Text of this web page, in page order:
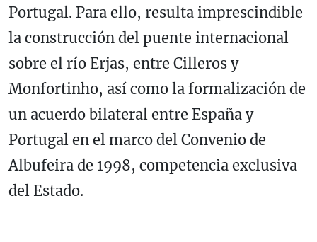
Portugal. Para ello, resulta imprescindible
la construcción del puente internacional
sobre el río Erjas, entre Cilleros y
Monfortinho, así como la formalización de
un acuerdo bilateral entre España y
Portugal en el marco del Convenio de
Albufeira de 1998, competencia exclusiva
del Estado.